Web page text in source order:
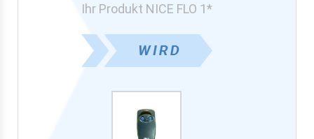
Ihr Produkt NICE FLO 1*